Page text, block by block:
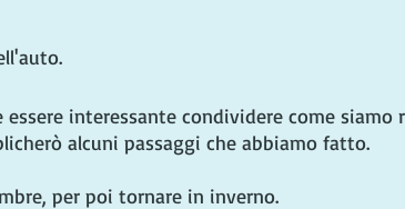
essere interessante condividere come
alcuni passaggi che abbiamo fatto.
per poi tornare in inverno.